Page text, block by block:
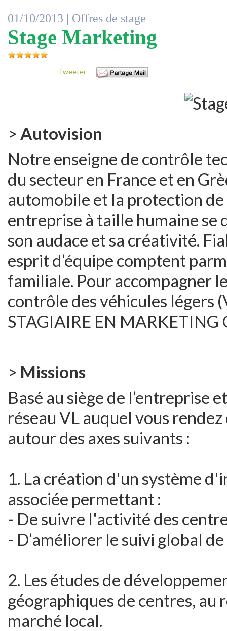
01/10/2013 | Offres de stage
Stage Marketing
Tweeter
> Autovision
Notre enseigne de contrôle
du secteur en France et en
automobile et la protection
entreprise à taille humaine se
son audace et sa créativité.
esprit d’équipe comptent
familiale. Pour accompagner
contrôle des véhicules légers
STAGIAIRE EN
> Missions
Basé au siège de l’entreprise
réseau VL auquel vous
autour des axes suivants :
1. La création d'un système
associée permettant :
- De suivre l'activité des
- D’améliorer le suivi global
2. Les études de
géographiques de centres,
marché local.